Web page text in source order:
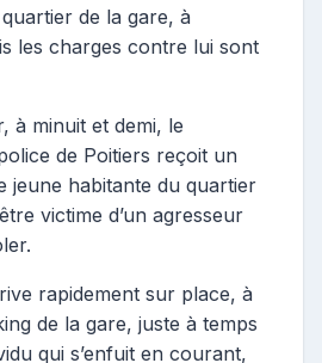
de la gare, à
les charges contre lui sont
à minuit et demi, le
de Poitiers reçoit un
jeune habitante du quartier
victime d’un agresseur
rapidement sur place, à
de la gare, juste à temps
qui s’enfuit en courant,